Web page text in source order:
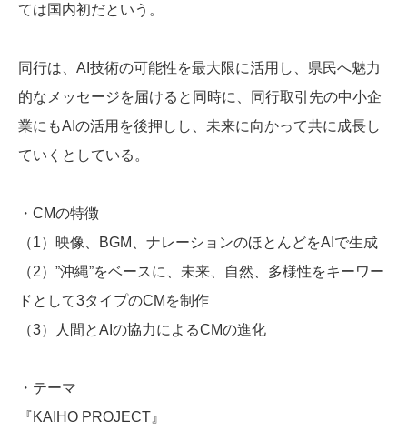
ては国内初だという。
同行は、AI技術の可能性を最大限に活用し、県民へ魅力
的なメッセージを届けると同時に、同行取引先の中小企
業にもAIの活用を後押しし、未来に向かって共に成長し
ていくとしている。
・CMの特徴
（1）映像、BGM、ナレーションのほとんどをAIで生成
（2）”沖縄”をベースに、未来、自然、多様性をキーワー
ドとして3タイプのCMを制作
（3）人間とAIの協力によるCMの進化
・テーマ
『KAIHO PROJECT』